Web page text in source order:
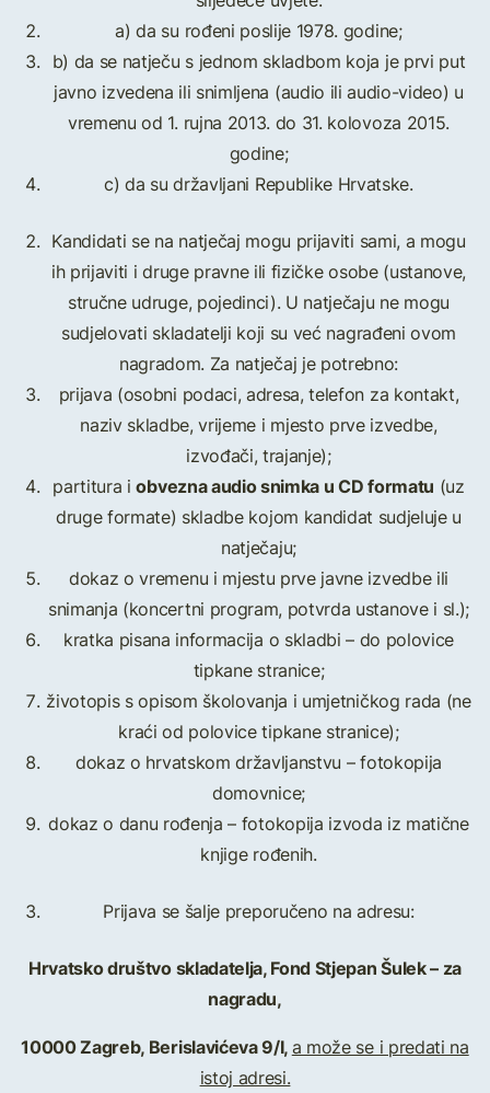
a) da su rođeni poslije 1978. godine;
b) da se natječu s jednom skladbom koja je prvi put
javno izvedena ili snimljena (audio ili audio-video) u
vremenu od 1. rujna 2013. do 31. kolovoza 2015.
godine;
c) da su državljani Republike Hrvatske.
Kandidati se na natječaj mogu prijaviti sami, a mogu
ih prijaviti i druge pravne ili fizičke osobe (ustanove,
stručne udruge, pojedinci). U natječaju ne mogu
sudjelovati skladatelji koji su već nagrađeni ovom
nagradom. Za natječaj je potrebno:
prijava (osobni podaci, adresa, telefon za kontakt,
naziv skladbe, vrijeme i mjesto prve izvedbe,
izvođači, trajanje);
partitura iobvezna audio snimka u CD formatu (uz
druge formate) skladbe kojom kandidat sudjeluje u
natječaju;
dokaz o vremenu i mjestu prve javne izvedbe ili
snimanja (koncertni program, potvrda ustanove i sl.);
kratka pisana informacija o skladbi – do polovice
tipkane stranice;
životopis s opisom školovanja i umjetničkog rada (ne
kraći od polovice tipkane stranice);
dokaz o hrvatskom državljanstvu – fotokopija
domovnice;
dokaz o danu rođenja – fotokopija izvoda iz matične
knjige rođenih.
Prijava se šalje preporučeno na adresu:
Hrvatsko društvo skladatelja, Fond Stjepan Šulek – za
nagradu,
10000 Zagreb, Berislavićeva 9/I,a može se i predati na
istoj adresi.